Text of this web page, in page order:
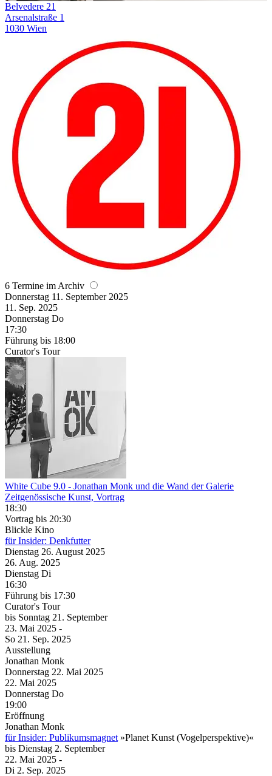
Belvedere 21
Arsenalstraße 1
1030 Wien
6 Termine im Archiv
Donnerstag 11. September 2025
11. Sep. 2025
Donnerstag Do
17:30
Führung bis 18:00
Curator's Tour
White Cube 9.0 - Jonathan Monk und die Wand der Galerie
Zeitgenössische Kunst, Vortrag
18:30
Vortrag bis 20:30
Blickle Kino
für Insider: Denkfutter
Dienstag 26. August 2025
26. Aug. 2025
Dienstag Di
16:30
Führung bis 17:30
Curator's Tour
bis Sonntag 21. September
23. Mai 2025 -
So 21. Sep. 2025
Ausstellung
Jonathan Monk
Donnerstag 22. Mai 2025
22. Mai 2025
Donnerstag Do
19:00
Eröffnung
Jonathan Monk
für Insider: Publikumsmagnet »Planet Kunst (Vogelperspektive)«
bis Dienstag 2. September
22. Mai 2025 -
Di 2. Sep. 2025